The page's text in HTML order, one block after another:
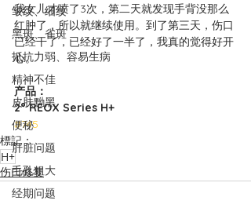
皱纹、细纹
黑斑、雀斑
抵抗力弱、容易生病
精神不佳
皮肤黝黑
便秘
肝脏问题
毛孔粗大
经期问题
我女儿才喷了3次，第二天就发现手背没那么
红肿了，所以就继续使用。到了第三天，伤口
已经干了，已经好了一半了，我真的觉得好开
心。
产品：
2° REOX Series H+
#745
標記：
H+
伤口修复